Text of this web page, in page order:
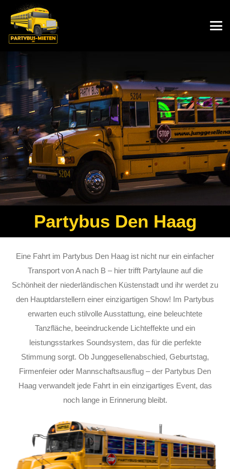
Partybus Den Haag
Eine Fahrt im Partybus Den Haag ist nicht nur ein einfacher
Transport von A nach B – hier trifft Partylaune auf die
Schönheit der niederländischen Küstenstadt und ihr werdet zu
den Hauptdarstellern einer einzigartigen Show! Im Partybus
erwarten euch stilvolle Ausstattung, eine beleuchtete
Tanzfläche, beeindruckende Lichteffekte und ein
leistungsstarkes Soundsystem, das für die perfekte
Stimmung sorgt. Ob Junggesellenabschied, Geburtstag,
Firmenfeier oder Mannschaftsausflug – der Partybus Den
Haag verwandelt jede Fahrt in ein einzigartiges Event, das
noch lange in Erinnerung bleibt.